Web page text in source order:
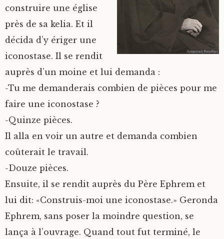
construire une église
près de sa kelia. Et il
décida d’y ériger une
iconostase. Il se rendit
auprès d’un moine et lui demanda :
-Tu me demanderais combien de pièces pour me
faire une iconostase ?
-Quinze pièces.
Il alla en voir un autre et demanda combien
coûterait le travail.
-Douze pièces.
Ensuite, il se rendit auprès du Père Ephrem et
lui dit: «Construis-moi une iconostase.» Geronda
Ephrem, sans poser la moindre question, se
lança à l’ouvrage. Quand tout fut terminé, le